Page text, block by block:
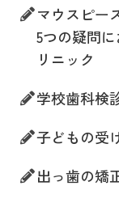
マウスピー
5つの疑問
リニック
学校歯科検
子どもの受
出っ歯の矯